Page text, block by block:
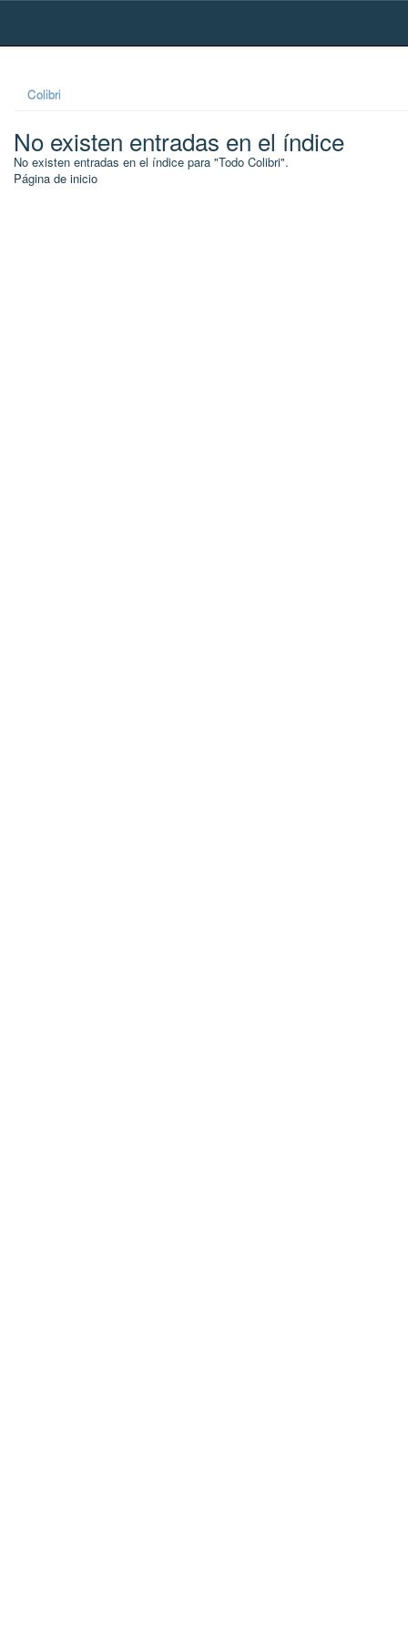
Skip
Colibri
No existen entradas en el índice
No existen entradas en el índice para "Todo Colibri".
Página de inicio